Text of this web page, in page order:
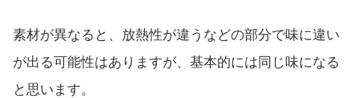
素材が異なると、放熱性が違うなどの部分で味に違い
が出る可能性はありますが、基本的には同じ味になる
と思います。